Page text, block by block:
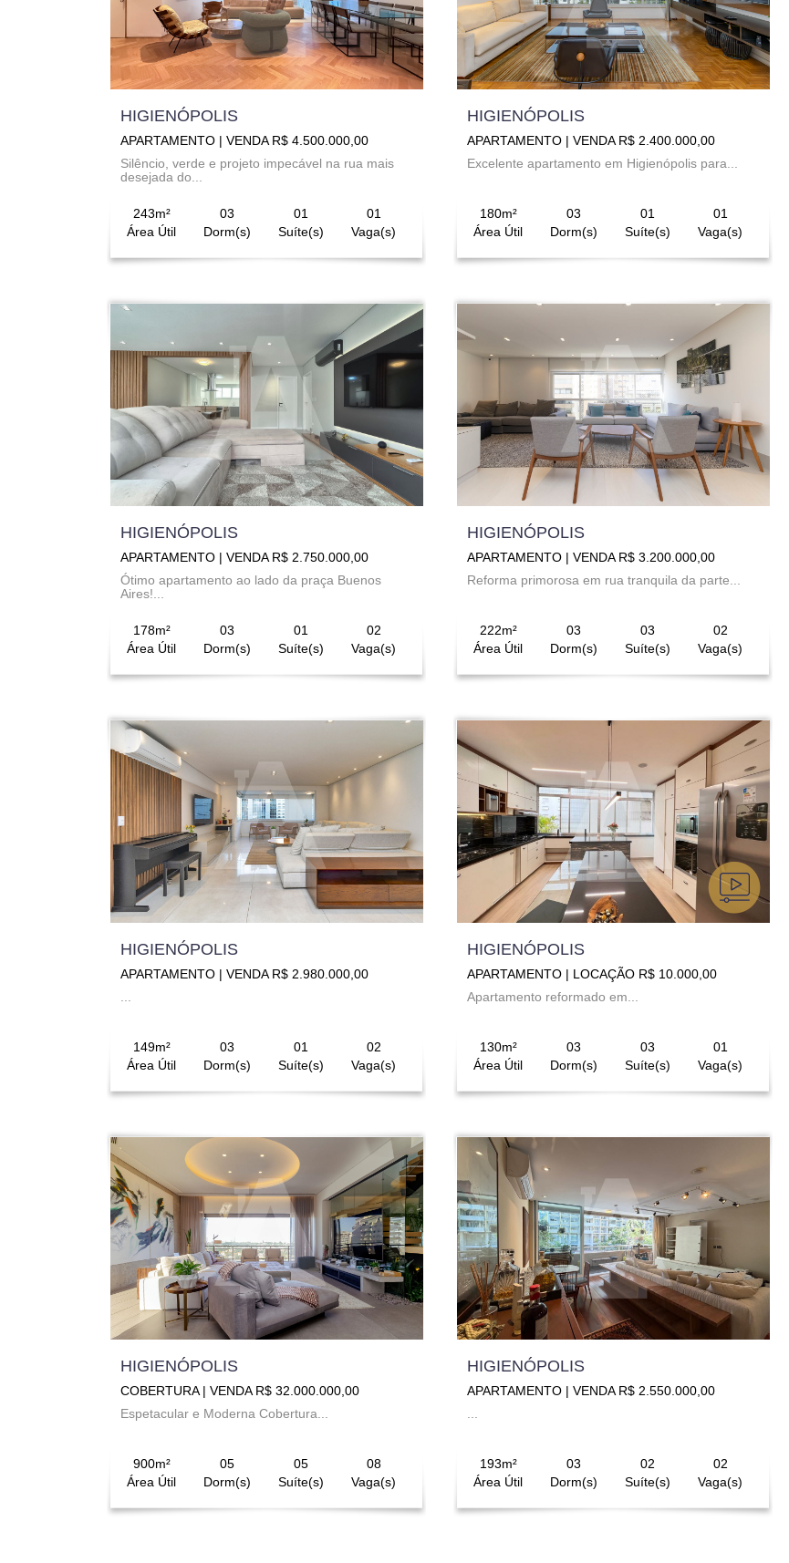
HIGIENÓPOLIS
APARTAMENTO | VENDA R$ 4.500.000,00
Silêncio, verde e projeto impecável na rua mais
desejada do...
243m²
Área Útil
03
Dorm(s)
01
Suíte(s)
01
Vaga(s)
HIGIENÓPOLIS
APARTAMENTO | VENDA R$ 2.400.000,00
Excelente apartamento em Higienópolis para...
180m²
Área Útil
03
Dorm(s)
01
Suíte(s)
01
Vaga(s)
HIGIENÓPOLIS
APARTAMENTO | VENDA R$ 2.750.000,00
Ótimo apartamento ao lado da praça Buenos
Aires!...
178m²
Área Útil
03
Dorm(s)
01
Suíte(s)
02
Vaga(s)
HIGIENÓPOLIS
APARTAMENTO | VENDA R$ 3.200.000,00
Reforma primorosa em rua tranquila da parte...
222m²
Área Útil
03
Dorm(s)
03
Suíte(s)
02
Vaga(s)
HIGIENÓPOLIS
APARTAMENTO | VENDA R$ 2.980.000,00
149m²
Área Útil
03
Dorm(s)
01
Suíte(s)
02
Vaga(s)
HIGIENÓPOLIS
APARTAMENTO | LOCAÇÃO R$ 10.000,00
Apartamento reformado em...
130m²
Área Útil
03
Dorm(s)
03
Suíte(s)
01
Vaga(s)
HIGIENÓPOLIS
COBERTURA | VENDA R$ 32.000.000,00
Espetacular e Moderna Cobertura...
900m²
Área Útil
05
Dorm(s)
05
Suíte(s)
08
Vaga(s)
HIGIENÓPOLIS
APARTAMENTO | VENDA R$ 2.550.000,00
193m²
Área Útil
03
Dorm(s)
02
Suíte(s)
02
Vaga(s)